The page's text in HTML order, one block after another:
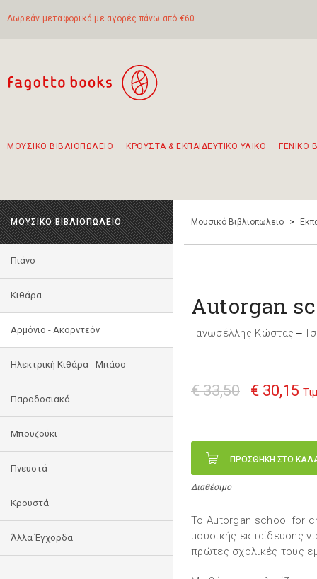
Δωρεάν μεταφορικά με αγορές πάνω από €60
ΜΟΥΣΙΚΟ ΒΙΒΛΙΟΠΩΛΕΙΟ ΚΡΟΥΣΤΑ & ΕΚΠΑΙΔΕΥΤΙΚΟ ΥΛΙΚΟ ΓΕΝΙΚΟ
ΜΟΥΣΙΚΟ ΒΙΒΛΙΟΠΩΛΕΙΟ
Πιάνο
Κιθάρα
Αρμόνιο - Ακορντεόν
Ηλεκτρική Κιθάρα - Μπάσο
Παραδοσιακά
Μπουζούκι
Πνευστά
Κρουστά
Άλλα Έγχορδα
Μουσικό Βιβλιοπωλείο >
Autorgan
Γανωσέλλης Κώστας —
€ 33,50 € 30,15
ΠΡΟΣΘΗΚΗ ΣΤΟ
Διαθέσιμο
Το Autorgan school for
μουσικής εκπαίδευσης
πρώτες σχολικές τους